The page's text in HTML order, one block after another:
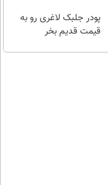
پودر جلبک لاغری رو به
قیمت قدیم بخر